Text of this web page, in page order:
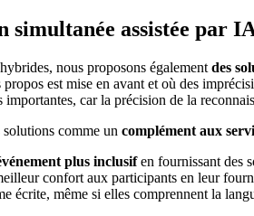
assistée par
nous proposons également des
est mise en avant et où des
importantes, car la précision de la
comme un complément aux
plus inclusifen fournissant des
confort aux participants en leur
écrite, même si elles comprennent la